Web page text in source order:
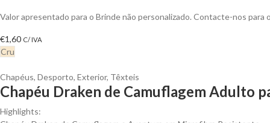
Valor apresentado para o Brinde não personalizado. Contacte-nos
€1,60 C/ IVA
Cru
Chapéus, Desporto, Exterior, Têxteis
Chapéu Draken de Camuflagem Adulto
Highlights: